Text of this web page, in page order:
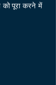
पूरा करने में